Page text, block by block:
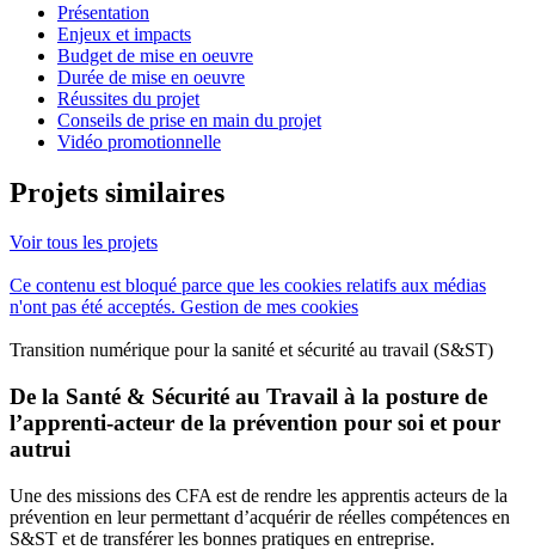
Présentation
Enjeux et impacts
Budget de mise en oeuvre
Durée de mise en oeuvre
Réussites du projet
Conseils de prise en main du projet
Vidéo promotionnelle
Projets similaires
Voir tous les projets
Ce contenu est bloqué parce que les cookies relatifs aux médias
n'ont pas été acceptés. Gestion de mes cookies
Transition numérique pour la sanité et sécurité au travail (S&ST)
De la Santé & Sécurité au Travail à la posture de
l’apprenti-acteur de la prévention pour soi et pour
autrui
Une des missions des CFA est de rendre les apprentis acteurs de la
prévention en leur permettant d’acquérir de réelles compétences en
S&ST et de transférer les bonnes pratiques en entreprise.